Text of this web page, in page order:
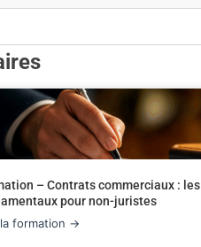
– Contrats commerciaux : les
pour non-juristes
formation →